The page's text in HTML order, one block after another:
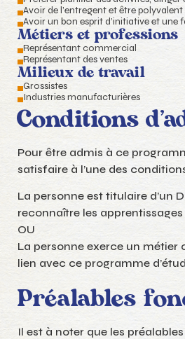
Avoir de l’entregent et être polyvalent
Avoir un bon esprit d’initiative et une
Métiers et professions
Représentant commercial
Représentant des ventes
Milieux de travail
Grossistes
Industries manufacturières
Conditions
Pour être admis à ce
satisfaire à l’une des
La personne est titulaire d’un
reconnaître les
OU
La personne exerce un métier
lien avec ce programme
Préalables
Il est à noter que les